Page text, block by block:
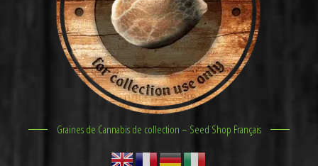
Graines de Cannabis de collection – Seed Shop Français